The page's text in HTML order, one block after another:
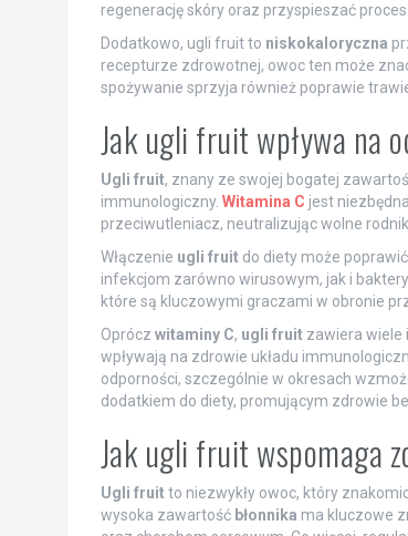
regenerację skóry oraz przyspieszać
Dodatkowo, ugli fruit to niskokaloryczna
recepturze zdrowotnej, owoc ten może
spożywanie sprzyja również poprawie
Jak ugli fruit wpływa na
Ugli fruit, znany ze swojej bogatej
immunologiczny. Witamina C jest
przeciwutleniacz, neutralizując wolne
Włączenie ugli fruitdo diety może
infekcjom zarówno wirusowym, jak i
które są kluczowymi graczami w obronie
Oprócz witaminy C, ugli fruitzawiera wiele
wpływają na zdrowie układu
odporności, szczególnie w okresach
dodatkiem do diety, promującym zdrowie
Jak ugli fruit wspomaga
Ugli fruitto niezwykły owoc, który
wysoka zawartość błonnika ma kluczowe